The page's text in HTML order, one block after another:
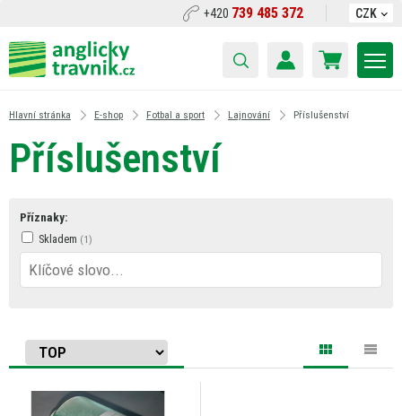
+420 739 485 372 CZK
Hlavní stránka E-shop Fotbal a sport Lajnování Příslušenství
Příslušenství
Příznaky:
Skladem